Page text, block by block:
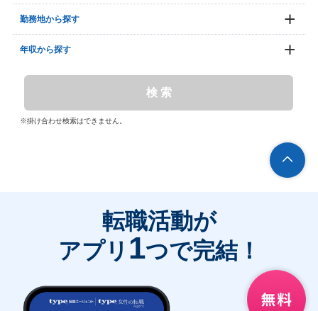
勤務地から探す
年収から探す
検 索
※掛け合わせ検索はできません。
転職活動が
アプリ 1つで完結！